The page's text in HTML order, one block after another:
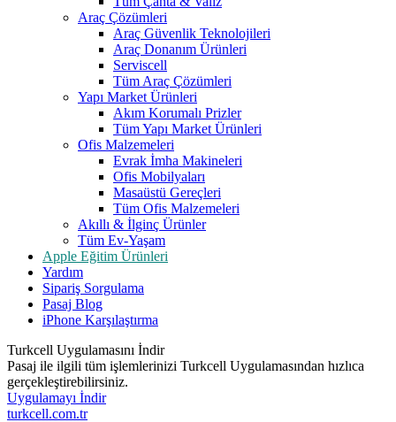
Araç Çözümleri
Araç Güvenlik Teknolojileri
Araç Donanım Ürünleri
Serviscell
Tüm Araç Çözümleri
Yapı Market Ürünleri
Akım Korumalı Prizler
Tüm Yapı Market Ürünleri
Ofis Malzemeleri
Evrak İmha Makineleri
Ofis Mobilyaları
Masaüstü Gereçleri
Tüm Ofis Malzemeleri
Akıllı & İlginç Ürünler
Tüm Ev-Yaşam
Apple Eğitim Ürünleri
Yardım
Sipariş Sorgulama
Pasaj Blog
iPhone Karşılaştırma
Turkcell Uygulamasını İndir
Pasaj ile ilgili tüm işlemlerinizi Turkcell Uygulamasından hızlıca
gerçekleştirebilirsiniz.
Uygulamayı İndir
turkcell.com.tr